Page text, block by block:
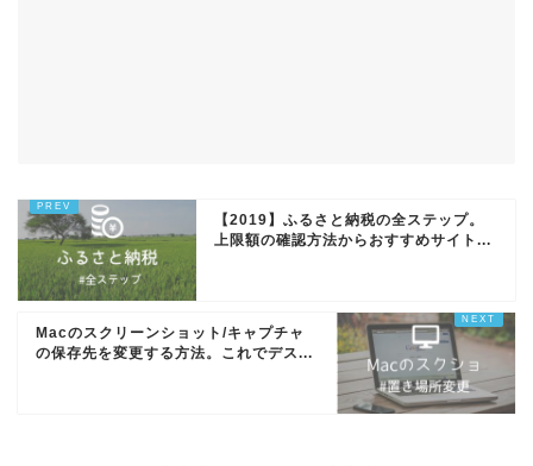
【2019】ふるさと納税の全ステップ。
上限額の確認方法からおすすめサイト...
Macのスクリーンショット/キャプチャ
の保存先を変更する方法。これでデス...